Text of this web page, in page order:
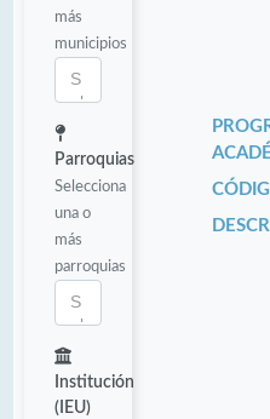
más
municipios
Parroquias
Selecciona
una o
más
parroquias
Institución
(IEU)